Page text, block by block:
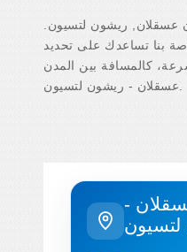
عسقلان, ريشون لتسيون.
بنا تساعدك على تحديد
كالمسافة بين المدن
-